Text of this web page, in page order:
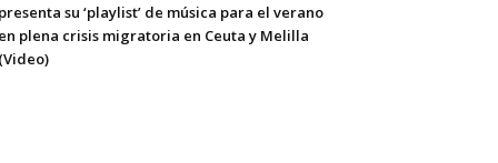
su ‘playlist’ de música para el verano
plena crisis migratoria en Ceuta y Melilla